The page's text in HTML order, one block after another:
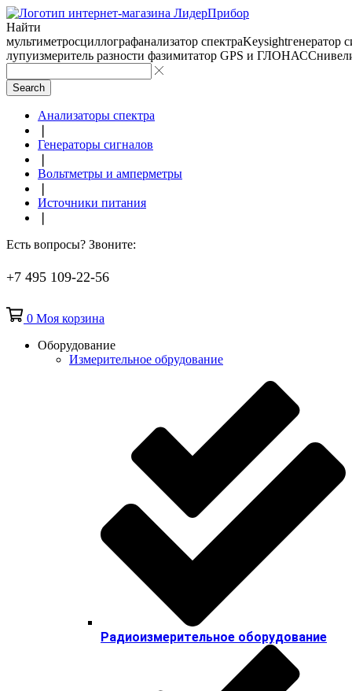
Найти
мультиметросциллографанализатор спектраKeysightгенератор
лупуизмеритель разности фазимитатор GPS и ГЛОНАСС
Search
Анализаторы спектра
Генераторы сигналов
Вольтметры и амперметры
Источники питания
Есть вопросы? Звоните:
+7 495 109-22-56
0 Моя корзина
Оборудование
Измерительное обрудование
Радиоизмерительное оборудование